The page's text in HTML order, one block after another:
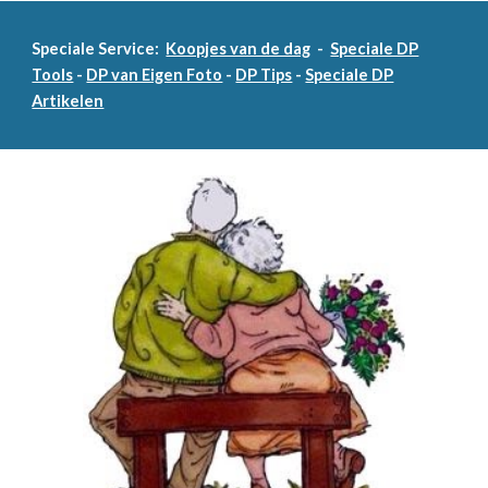
Speciale Service: Koopjes van de dag -Speciale DP
Tools - DP van Eigen Foto - DP Tips -Speciale DP
Artikelen